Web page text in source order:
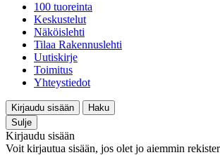
100 tuoreinta
Keskustelut
Näköislehti
Tilaa Rakennuslehti
Uutiskirje
Toimitus
Yhteystiedot
Kirjaudu sisään
Haku
Sulje
Kirjaudu sisään
Voit kirjautua sisään, jos olet jo aiemmin